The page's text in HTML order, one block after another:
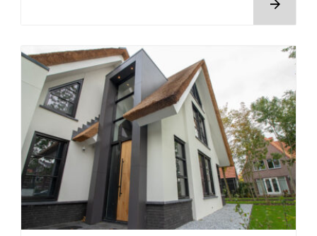
Home
Expertises
Projecten
LEES MEER